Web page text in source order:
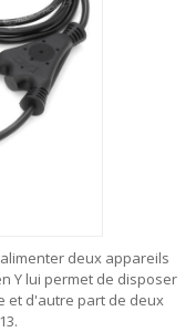
deux appareils
Y lui permet de disposer
et d'autre part de deux